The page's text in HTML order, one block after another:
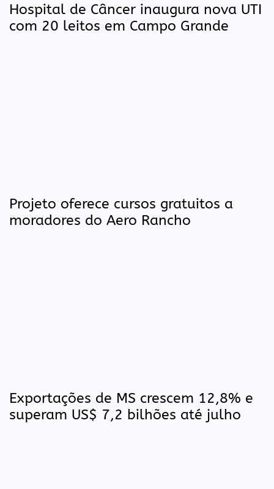
Hospital de Câncer inaugura nova UTI
com 20 leitos em Campo Grande
Projeto oferece cursos gratuitos a
moradores do Aero Rancho
Exportações de MS crescem 12,8% e
superam US$ 7,2 bilhões até julho